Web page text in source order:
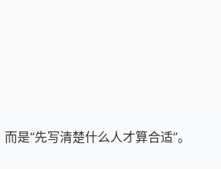
“先写清楚什么人才算合适”。